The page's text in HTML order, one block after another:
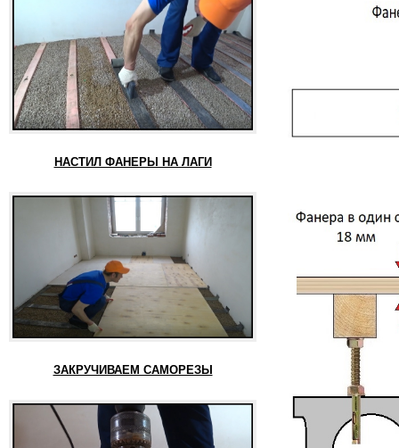
НАСТИЛ ФАНЕРЫ НА ЛАГИ
ЗАКРУЧИВАЕМ САМОРЕЗЫ